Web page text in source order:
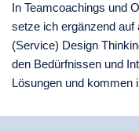
In Teamcoachings und
setze ich ergänzend auf
(Service) Design
den Bedürfnissen und
Lösungen und kommen